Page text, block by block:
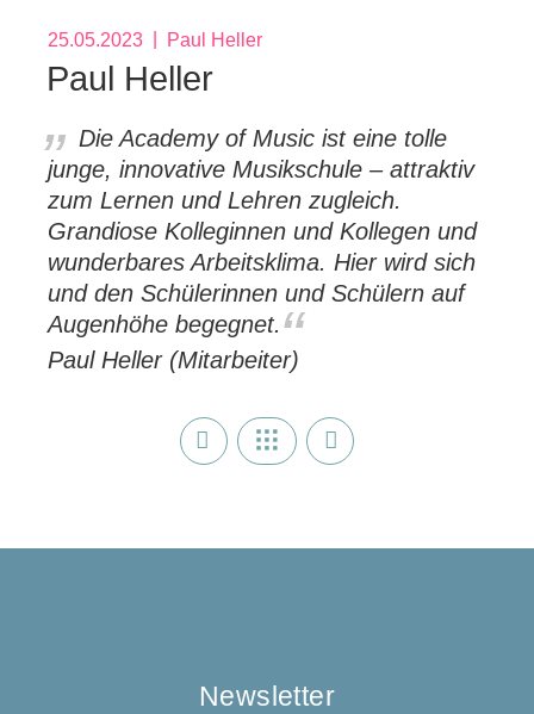
25.05.2023 Paul Heller
Paul Heller
Die Academy of Music ist eine tolle
junge, innovative Musikschule – attraktiv
zum Lernen und Lehren zugleich.
Grandiose Kolleginnen und Kollegen und
wunderbares Arbeitsklima. Hier wird sich
und den Schülerinnen und Schülern auf
Augenhöhe begegnet.
Paul Heller (Mitarbeiter)
Newsletter